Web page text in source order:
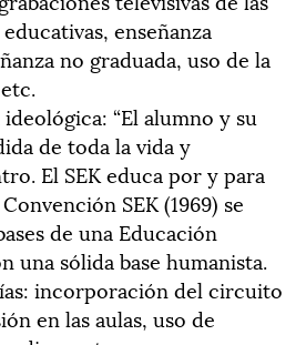
enseñanza
no graduada, uso de la
“El alumno y su
de toda la vida y
El SEK educa por y para
SEK (1969) se
de una Educación
una sólida base humanista.
incorporación del circuito
en las aulas, uso de